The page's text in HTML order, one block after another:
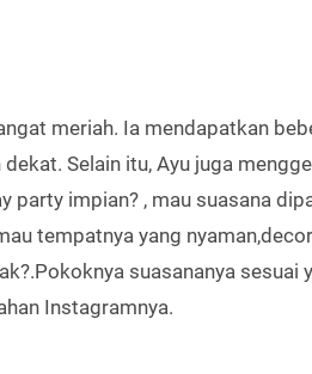
meriah. Ia mendapatkan
Selain itu, Ayu juga
party impian? , mau suasana
tempatnya yang
suasananya sesuai
Instagramnya.